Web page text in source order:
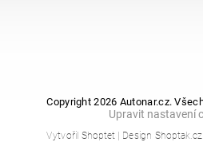
Copyright 2026 Autonar.cz.
Upravit nastavení
VytvořilShoptet | DesignShoptak.cz